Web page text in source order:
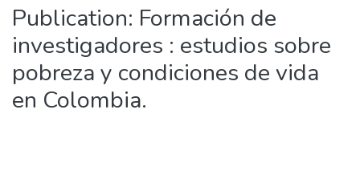
Publication: Formación de
investigadores : estudios sobre
pobreza y condiciones de vida
en Colombia.